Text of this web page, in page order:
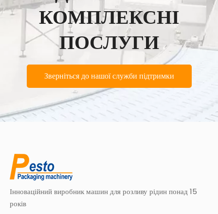
КОМПЛЕКСНІ
ПОСЛУГИ
Зверніться до нашої служби підтримки
Інноваційний виробник машин для розливу рідин понад 15
років